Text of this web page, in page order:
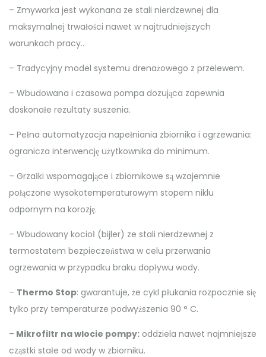
– Zmywarka jest wykonana ze stali nierdzewnej dla
maksymalnej trwałości nawet w najtrudniejszych
warunkach pracy..
– Tradycyjny model systemu drenażowego z przelewem.
– Wbudowana i czasowa pompa dozująca zapewnia
doskonałe rezultaty suszenia.
– Pełna automatyzacja napełniania zbiornika i ogrzewania:
ogranicza interwencję użytkownika do minimum.
– Grzałki wspomagające i zbiornikowe są wzajemnie
połączone wysokotemperaturowym stopem niklu
odpornym na korozję.
– Wbudowany kocioł (bijler) ze stali nierdzewnej z
termostatem bezpieczeństwa w celu przerwania
ogrzewania w przypadku braku dopływu wody.
– Thermo Stop: gwarantuje, że cykl płukania rozpocznie się
tylko przy temperaturze podwyższenia 90 ° C.
– Mikrofiltr na wlocie pompy: oddziela nawet najmniejsze
cząstki stałe od wody w zbiorniku.